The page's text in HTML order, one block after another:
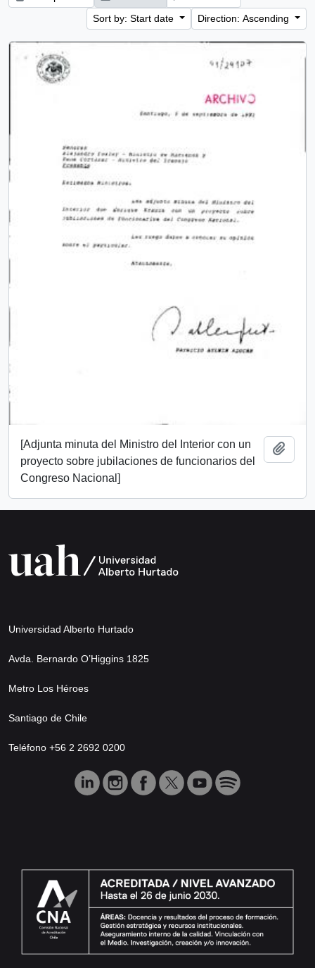
Sort by: Start date
Direction: Ascending
[Adjunta minuta del Ministro del Interior con un
proyecto sobre jubilaciones de funcionarios del
Congreso Nacional]
Universidad Alberto Hurtado
Avda. Bernardo O’Higgins 1825
Metro Los Héroes
Santiago de Chile
Teléfono +56 2 2692 0200